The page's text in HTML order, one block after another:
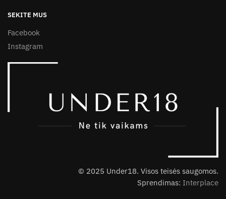
SEKITE MUS
Facebook
Instagram
© 2025 Under18. Visos teisės saugomos.
Sprendimas: Interplace